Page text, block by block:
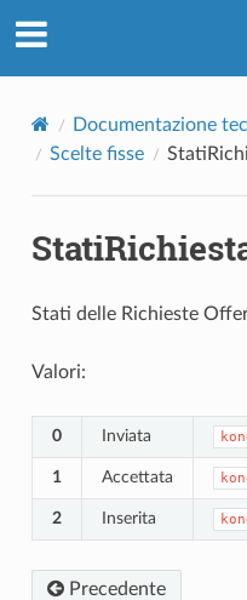
Documentazione
Scelte fisse
Stati delle Richieste
Valori:
0 Inviata
1 Accettata
2 Inserita
Precedente